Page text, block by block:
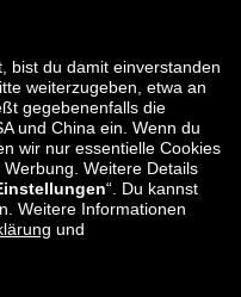
zalando-lounge.ee
zalando-lounge.no